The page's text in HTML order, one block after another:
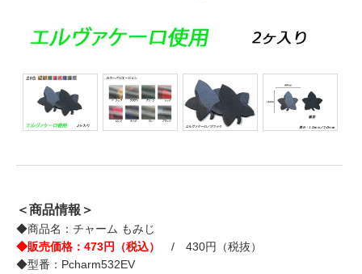
＜商品情報＞
◆商品名：チャーム もみじ
◆販売価格：473円（税込）
/ 430円（税抜）
◆型番：Pcharm532EV